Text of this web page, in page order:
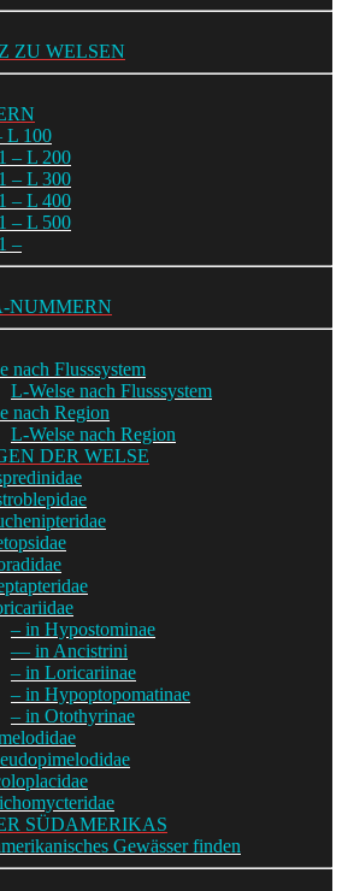
ZU WELSEN
L 100
– L 200
– L 300
– L 400
– L 500
–
NUMMERN
nach Flusssystem
L-Welse nach Flusssystem
nach Region
L-Welse nach Region
DER WELSE
– in Hypostominae
— in Ancistrini
– in Loricariinae
– in Hypoptopomatinae
– in Otothyrinae
SÜDAMERIKAS
Gewässer finden